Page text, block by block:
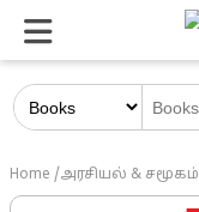
Home /அரசியல் & சமூகம்